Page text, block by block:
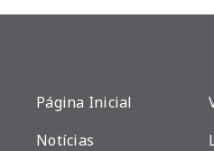
Página Inicial
Notícias